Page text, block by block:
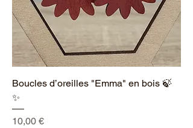
Boucles d’oreilles "Emma" en bois 🍃
✨
Prix
10,00 €